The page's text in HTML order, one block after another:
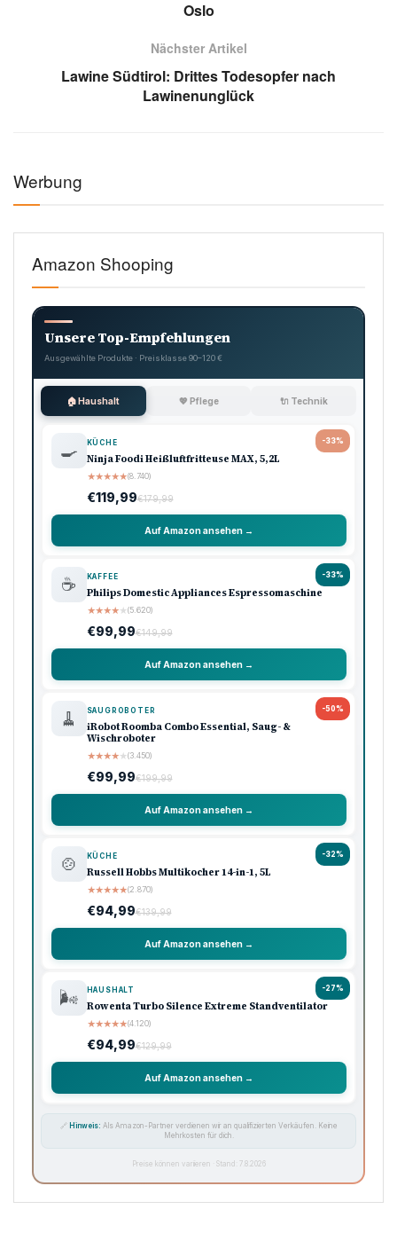
Oslo
Nächster Artikel
Lawine Südtirol: Drittes Todesopfer nach
Lawinenunglück
Werbung
Amazon Shooping
Unsere Top-Empfehlungen
Ausgewählte Produkte · Preisklasse 90–120 €
🏠 Haushalt 💖 Pflege 🔌 Technik
-33%
🍳 KÜCHE
Ninja Foodi Heißluftfritteuse MAX, 5,2L
★★★★★(8.740)
€119,99€179,99
Auf Amazon ansehen →
-33%
☕ KAFFEE
Philips Domestic Appliances Espressomaschine
★★★★★(5.620)
€99,99€149,99
Auf Amazon ansehen →
-50%
🧹 SAUGROBOTER
iRobot Roomba Combo Essential, Saug- &
Wischroboter
★★★★★(3.450)
€99,99€199,99
Auf Amazon ansehen →
-32%
🍲 KÜCHE
Russell Hobbs Multikocher 14-in-1, 5L
★★★★★(2.870)
€94,99€139,99
Auf Amazon ansehen →
-27%
🌬️ HAUSHALT
Rowenta Turbo Silence Extreme Standventilator
★★★★★(4.120)
€94,99€129,99
Auf Amazon ansehen →
🔗 Hinweis: Als Amazon-Partner verdienen wir an qualifizierten Verkäufen. Keine
Mehrkosten für dich.
Preise können variieren · Stand: 7.8.2026